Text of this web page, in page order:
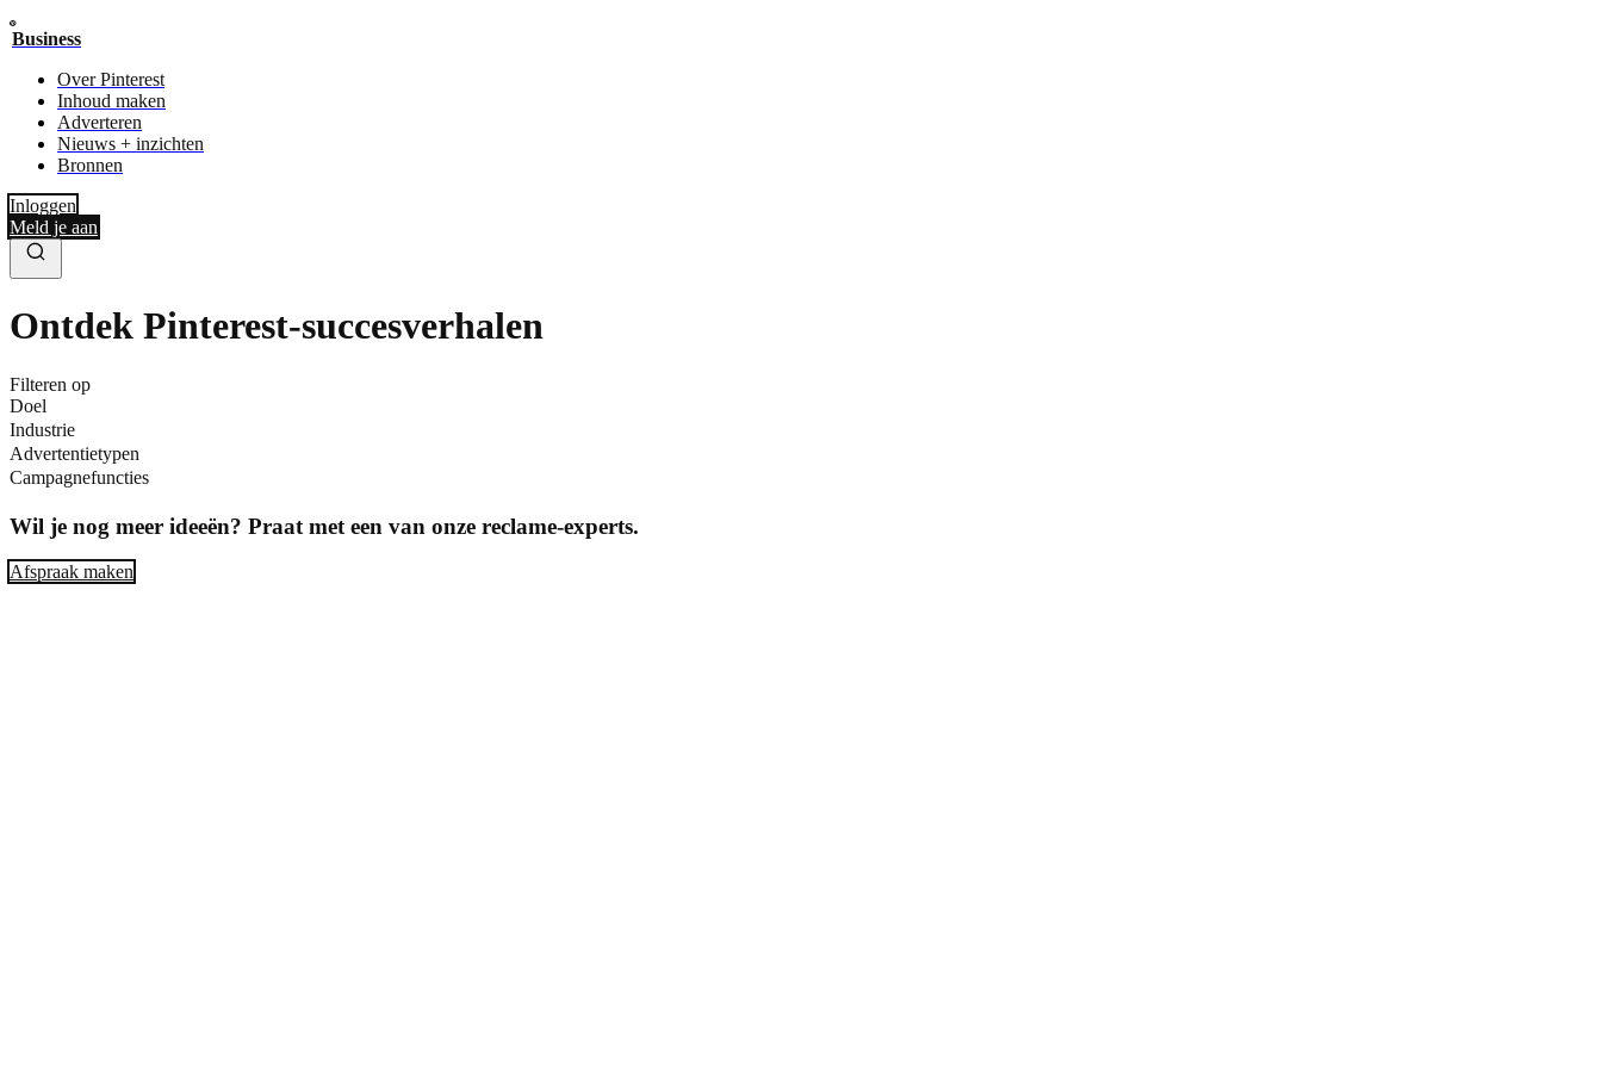
Business
Over Pinterest
Inhoud maken
Adverteren
Nieuws + inzichten
Bronnen
Inloggen
Meld je aan
Ontdek Pinterest-succesverhalen
Filteren op
Doel
Industrie
Advertentietypen
Campagnefuncties
Wil je nog meer ideeën? Praat met een van onze reclame-experts.
Afspraak maken